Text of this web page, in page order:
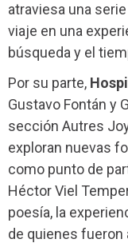
atraviesa una
viaje en una
búsqueda y el
Por su parte,
Gustavo Fontán y
sección Autres
exploran nuevas
como punto de
Héctor Viel
poesía, la
de quienes fueron